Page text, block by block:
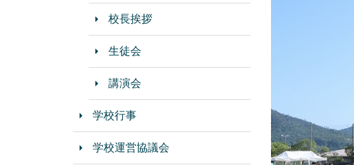
校長挨拶
生徒会
講演会
学校行事
学校運営協議会